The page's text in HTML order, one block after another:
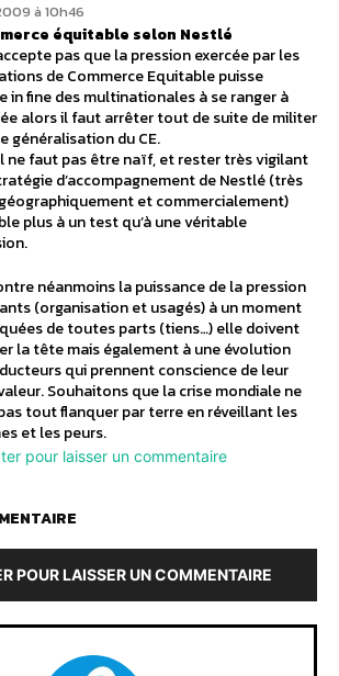
à 10h46
équitable selon Nestlé
pas que la pression exercée par les
de Commerce Equitable puisse
in fine des multinationales à se ranger à
alors il faut arrêter tout de suite de militer
généralisation du CE.
ne faut pas être naïf, et rester très vigilant
d’accompagnement de Nestlé (très
et commercialement)
plus à un test qu’à une véritable
néanmoins la puissance de la pression
(organisation et usagés) à un moment
de toutes parts (tiens…) elle doivent
la tête mais également à une évolution
qui prennent conscience de leur
Souhaitons que la crise mondiale ne
tout flanquer par terre en réveillant les
et les peurs.
pour laisser un commentaire
POUR LAISSER UN COMMENTAIRE